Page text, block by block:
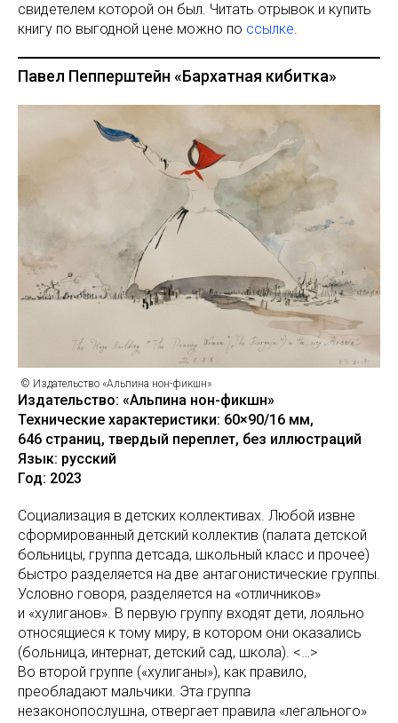
свидетелем которой он был. Читать отрывок и купить
книгу по выгодной цене можно по ссылке.
Павел Пепперштейн «Бархатная кибитка»
© Издательство «Альпина нон-фикшн»
Издательство: «Альпина нон-фикшн»
Технические характеристики: 60×90/16 мм,
646 страниц, твердый переплет, без иллюстраций
Язык: русский
Год: 2023
Социализация в детских коллективах. Любой извне
сформированный детский коллектив (палата детской
больницы, группа детсада, школьный класс и прочее)
быстро разделяется на две антагонистические группы.
Условно говоря, разделяется на «отличников»
и «хулиганов». В первую группу входят дети, лояльно
относящиеся к тому миру, в котором они оказались
(больница, интернат, детский сад, школа). <…>
Во второй группе («хулиганы»), как правило,
преобладают мальчики. Эта группа
незаконопослушна, отвергает правила «легального»